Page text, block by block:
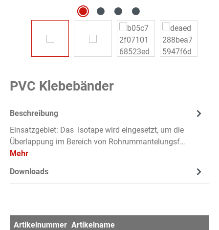
PVC Klebebänder
Beschreibung
Einsatzgebiet: Das Isotape wird eingesetzt, um die
Überlappung im Bereich von Rohrummantelungsf…
Mehr
Downloads
Artikelnummer Artikelname